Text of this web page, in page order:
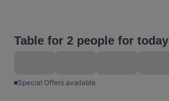
Table for 2 people for today
Special Offers available